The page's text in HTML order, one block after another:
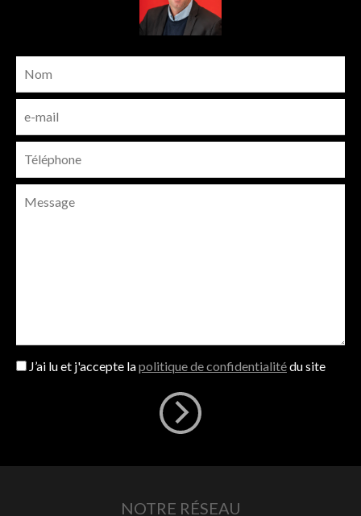
J’ai lu et j'accepte lapolitique de confidentialitédu site
NOTRE RÉSEAU